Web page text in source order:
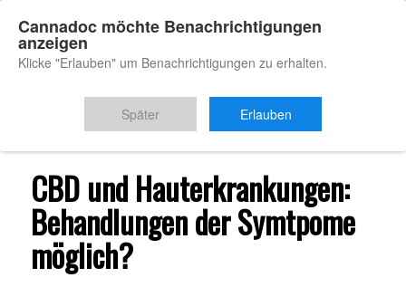
Du bist hier: Startseite / CBD Hauterkrankungen
CBD und Hauterkrankungen:
Behandlungen der Symtpome
möglich?
Cannadoc möchte Benachrichtigungen
anzeigen
Klicke "Erlauben" um Benachrichtigungen zu erhalten.
Später Erlauben